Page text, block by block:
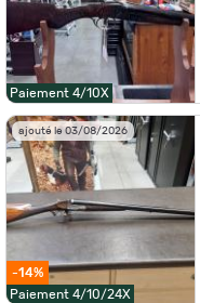
Paiement 4/10X
ajouté le 03/08/2026
-14%
Paiement 4/10/24X